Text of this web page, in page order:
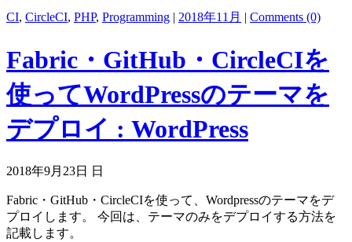
CI, CircleCI, PHP, Programming | 2018年11月 | Comments (0)
Fabric・GitHub・CircleCIを
使ってWordPressのテーマを
デプロイ : WordPress
2018年9月23日 日
Fabric・GitHub・CircleCIを使って、Wordpressのテーマをデ
プロイします。 今回は、テーマのみをデプロイする方法を
記載します。